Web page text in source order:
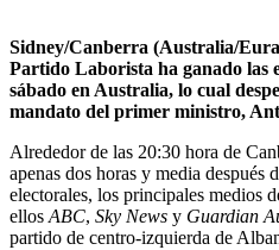
Sidney/Canberra (Australia/
Partido Laborista ha ganado las
sábado en Australia, lo cual
mandato del primer ministro,
Alrededor de las 20:30 hora de
apenas dos horas y media después
electorales, los principales medios
ellos ABC, Sky News y Guardian
partido de centro-izquierda de